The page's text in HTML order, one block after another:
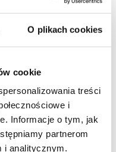
O plikach cookies
cookie
treści
i
Informacje o tym, jak
partnerom
i analitycznym.
Pepco w trzecim
napędzany
71 proc. otwarć
w Polsce i 11
otwarcia
netto w III kwartale
Polsce.
19 zamknięć
sklepów.